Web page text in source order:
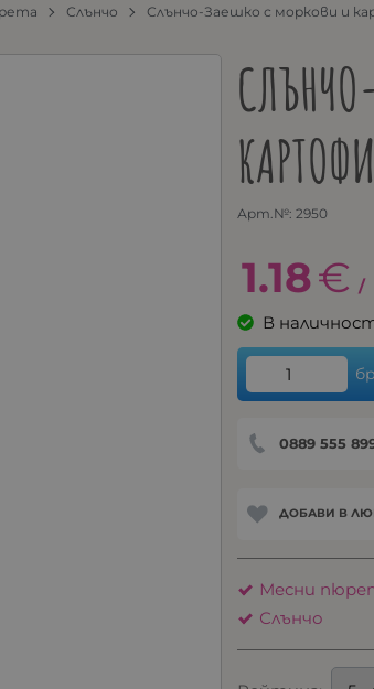
Слънчо Слънчо-Заешко с моркови и
Арт.№: 2950
1.18€ /
В
0889 555
ДОБАВИ В
Месни
Слънчо